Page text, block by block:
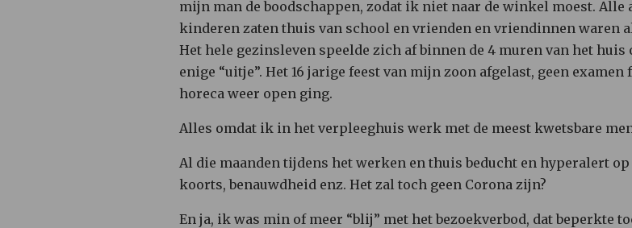
mijn man de boodschappen, zodat ik niet naar de winkel moest.
kinderen zaten thuis van school en vrienden en vriendinnen waren
Het hele gezinsleven speelde zich af binnen de 4 muren van het
enige “uitje”. Het 16 jarige feest van mijn zoon afgelast, geen
horeca weer open ging.
Alles omdat ik in het verpleeghuis werk met de meest kwetsbare
Al die maanden tijdens het werken en thuis beducht en hyperalert
koorts, benauwdheid enz. Het zal toch geen Corona zijn?
En ja, ik was min of meer “blij” met het bezoekverbod, dat beperkte